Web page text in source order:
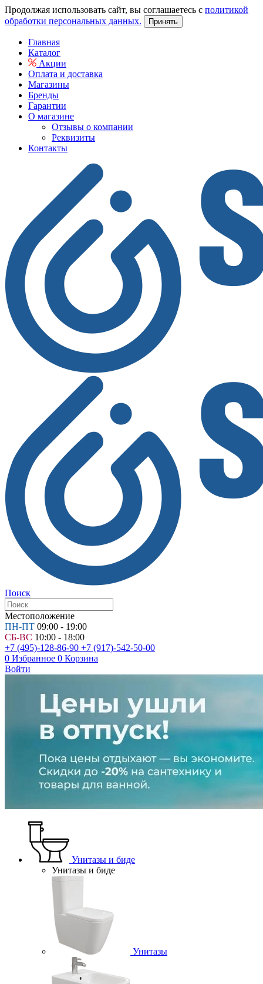
Продолжая использовать сайт, вы соглашаетесь с политикой
обработки персональных данных.
Принять
Главная
Каталог
Акции
Оплата и доставка
Магазины
Бренды
Гарантии
О магазине
Отзывы о компании
Реквизиты
Контакты
Поиск
Местоположение
ПН-ПТ 09:00 - 19:00
СБ-ВС 10:00 - 18:00
+7 (495)-128-86-90 +7 (917)-542-50-00
0 Избранное 0 Корзина
Войти
Унитазы и биде
Унитазы и биде
Унитазы